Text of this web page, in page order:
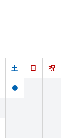
土 日
祝
●